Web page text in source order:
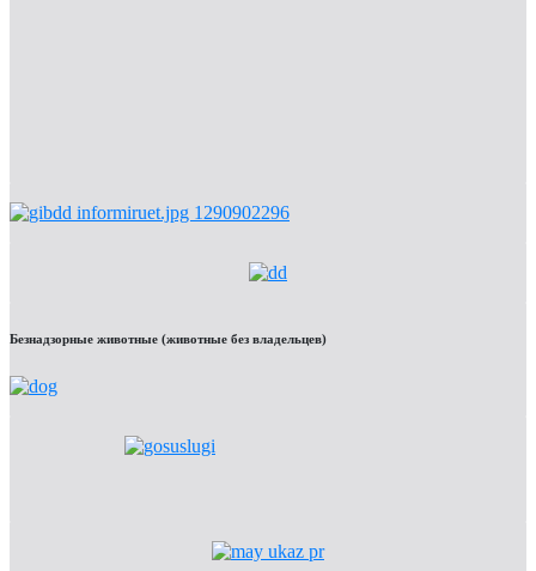
Безнадзорные животные (животные без владельцев)